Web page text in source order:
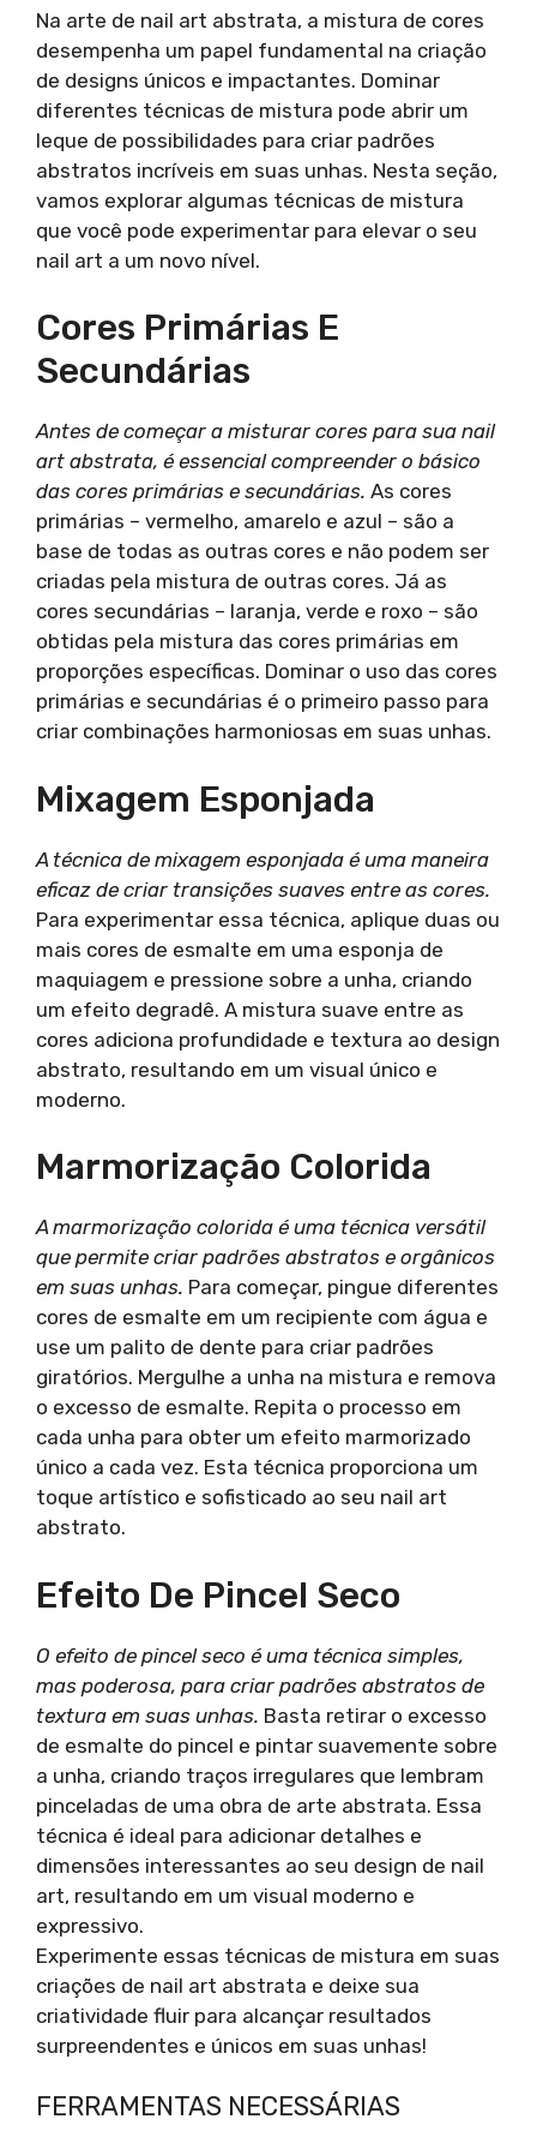
Na arte de nail art abstrata, a mistura de cores
desempenha um papel fundamental na criação
de designs únicos e impactantes. Dominar
diferentes técnicas de mistura pode abrir um
leque de possibilidades para criar padrões
abstratos incríveis em suas unhas. Nesta seção,
vamos explorar algumas técnicas de mistura
que você pode experimentar para elevar o seu
nail art a um novo nível.
Cores Primárias E
Secundárias
Antes de começar a misturar cores para sua nail
art abstrata, é essencial compreender o básico
das cores primárias e secundárias. As cores
primárias – vermelho, amarelo e azul – são a
base de todas as outras cores e não podem ser
criadas pela mistura de outras cores. Já as
cores secundárias – laranja, verde e roxo – são
obtidas pela mistura das cores primárias em
proporções específicas. Dominar o uso das cores
primárias e secundárias é o primeiro passo para
criar combinações harmoniosas em suas unhas.
Mixagem Esponjada
A técnica de mixagem esponjada é uma maneira
eficaz de criar transições suaves entre as cores.
Para experimentar essa técnica, aplique duas ou
mais cores de esmalte em uma esponja de
maquiagem e pressione sobre a unha, criando
um efeito degradê. A mistura suave entre as
cores adiciona profundidade e textura ao design
abstrato, resultando em um visual único e
moderno.
Marmorização Colorida
A marmorização colorida é uma técnica versátil
que permite criar padrões abstratos e orgânicos
em suas unhas. Para começar, pingue diferentes
cores de esmalte em um recipiente com água e
use um palito de dente para criar padrões
giratórios. Mergulhe a unha na mistura e remova
o excesso de esmalte. Repita o processo em
cada unha para obter um efeito marmorizado
único a cada vez. Esta técnica proporciona um
toque artístico e sofisticado ao seu nail art
abstrato.
Efeito De Pincel Seco
O efeito de pincel seco é uma técnica simples,
mas poderosa, para criar padrões abstratos de
textura em suas unhas. Basta retirar o excesso
de esmalte do pincel e pintar suavemente sobre
a unha, criando traços irregulares que lembram
pinceladas de uma obra de arte abstrata. Essa
técnica é ideal para adicionar detalhes e
dimensões interessantes ao seu design de nail
art, resultando em um visual moderno e
expressivo.
Experimente essas técnicas de mistura em suas
criações de nail art abstrata e deixe sua
criatividade fluir para alcançar resultados
surpreendentes e únicos em suas unhas!
FERRAMENTAS NECESSÁRIAS